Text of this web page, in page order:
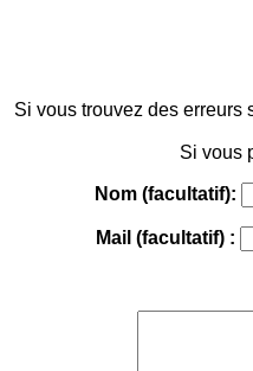
Si vous trouvez des erreurs
Si vous
Nom (facultatif):
Mail (facultatif) :